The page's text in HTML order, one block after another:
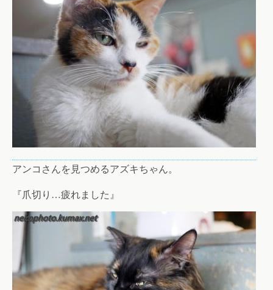
アンコさんを見つめるアズキちゃん。
『爪切り…疲れました』